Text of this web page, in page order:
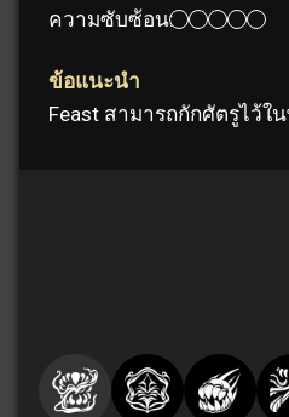
ความซับซ้อน:
ข้อแนะนำ
Feast สามารถกักศัตรูไว้